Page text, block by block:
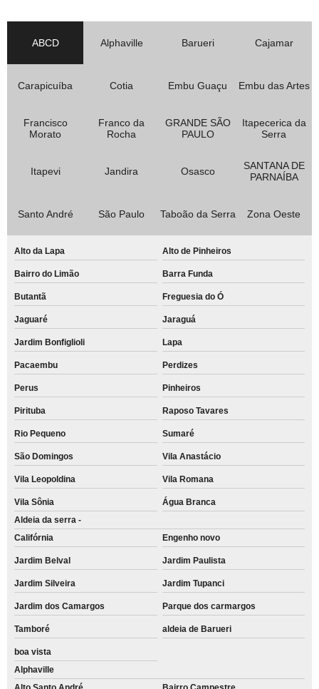
ABCD Alphaville Barueri Cajamar
Carapicuíba Cotia Embu Guaçu Embu das Artes
Francisco
Morato
Franco da
Rocha
GRANDE SÃO
PAULO
Itapecerica da
Serra
Itapevi Jandira Osasco
SANTANA DE
PARNAÍBA
Santo André São Paulo Taboão da Serra Zona Oeste
Alto da Lapa Alto de Pinheiros
Bairro do Limão Barra Funda
Butantã Freguesia do Ó
Jaguaré Jaraguá
Jardim Bonfiglioli Lapa
Pacaembu Perdizes
Perus Pinheiros
Pirituba Raposo Tavares
Rio Pequeno Sumaré
São Domingos Vila Anastácio
Vila Leopoldina Vila Romana
Vila Sônia
Água Branca
Aldeia da serra -
Califórnia
Engenho novo
Jardim Belval Jardim Paulista
Jardim Silveira Jardim Tupanci
Jardim dos Camargos Parque dos carmargos
Tamboré aldeia de Barueri
boa vista
Alphaville